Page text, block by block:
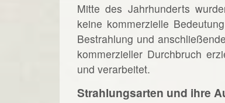
Mitte des Jahrhunderts
keine kommerzielle
Bestrahlung und
kommerzieller Durchbruch
und verarbeitet.
Strahlungsarten und ihre